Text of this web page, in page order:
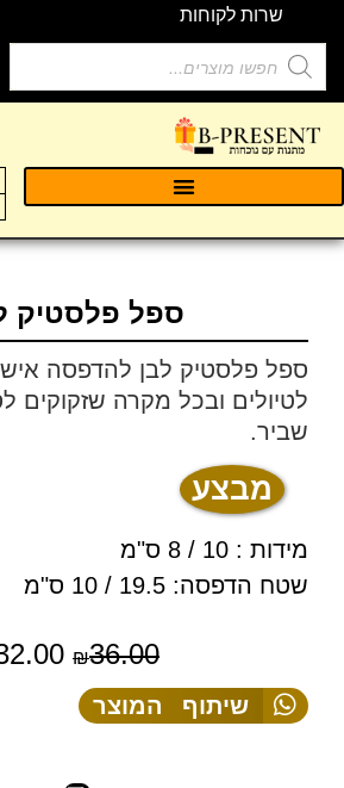
שרות לקוחות
ספל פלסטיק
ספל פלסטיק לבן להדפסה
לטיולים ובכל מקרה שזקוקים
שביר.
מבצע
מידות : 10 / 8 ס"מ
שטח הדפסה: 19.5 / 10 ס"מ
₪36.00
שיתוף המוצר